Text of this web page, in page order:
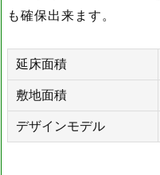
も確保出来ます。
延床面積
敷地面積
デザインモデル